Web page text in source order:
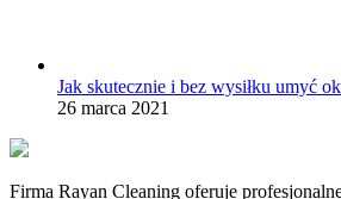
Jak skutecznie i bez wysiłku umyć
26 marca 2021
Firma Rayan Cleaning oferuje